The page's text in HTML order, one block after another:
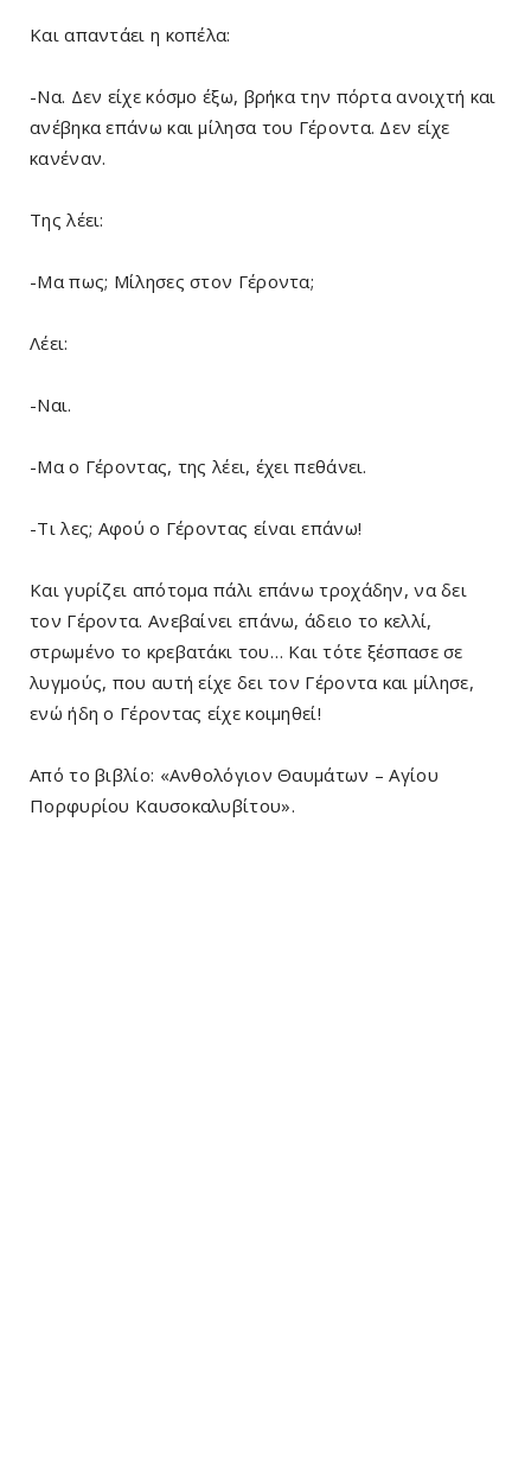
Και απαντάει η κοπέλα:
-Να. Δεν είχε κόσμο έξω, βρήκα την πόρτα ανοιχτή και
ανέβηκα επάνω και μίλησα του Γέροντα. Δεν είχε
κανέναν.
Της λέει:
-Μα πως; Μίλησες στον Γέροντα;
Λέει:
-Ναι.
-Μα ο Γέροντας, της λέει, έχει πεθάνει.
-Τι λες; Αφού ο Γέροντας είναι επάνω!
Και γυρίζει απότομα πάλι επάνω τροχάδην, να δει
τον Γέροντα. Ανεβαίνει επάνω, άδειο το κελλί,
στρωμένο το κρεβατάκι του… Και τότε ξέσπασε σε
λυγμούς, που αυτή είχε δει τον Γέροντα και μίλησε,
ενώ ήδη ο Γέροντας είχε κοιμηθεί!
Από το βιβλίο: «Ανθολόγιον Θαυμάτων – Αγίου
Πορφυρίου Καυσοκαλυβίτου».